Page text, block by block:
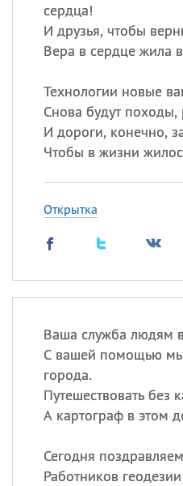
сердца!
И друзья, чтобы
Вера в сердце жила
Технологии новые
Снова будут
И дороги, конечно,
Чтобы в жизни
Открытка
Ваша служба людям
С вашей помощью мы
города.
Путешествовать без
А картограф в этом
Сегодня
Работников